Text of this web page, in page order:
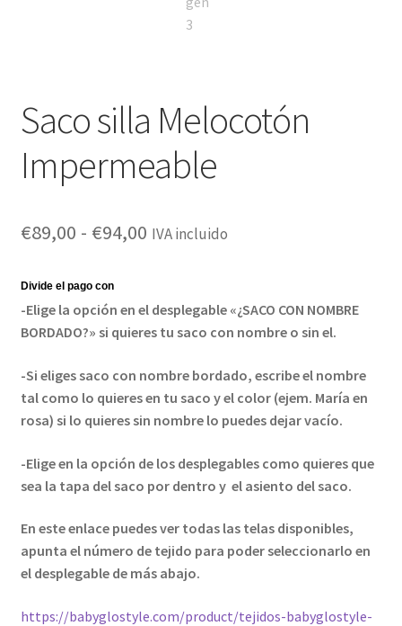
Saco silla Melocotón
Impermeable
€89,00 - €94,00Rango
desde
hasta
€94,00
IVA incluido
-Elige la opción en el desplegable «¿SACO CON NOMBRE
BORDADO?» si quieres tu saco con nombre o sin el.
-Si eliges saco con nombre bordado, escribe el nombre
tal como lo quieres en tu saco y el color (ejem. María en
rosa) si lo quieres sin nombre lo puedes dejar vacío.
-Elige en la opción de los desplegables como quieres que
sea la tapa del saco por dentro y el asiento del saco.
En este enlace puedes ver todas las telas disponibles,
apunta el número de tejido para poder seleccionarlo en
el desplegable de más abajo.
https://babyglostyle.com/product/tejidos-babyglostyle-